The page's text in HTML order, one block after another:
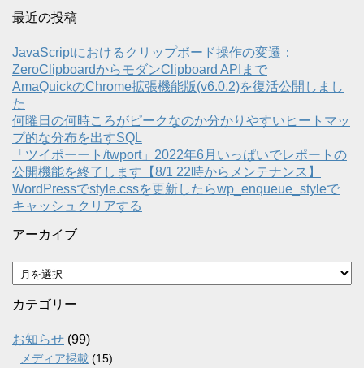
最近の投稿
JavaScriptにおけるクリップボード操作の変遷：
ZeroClipboardからモダンClipboard APIまで
AmaQuickのChrome拡張機能版(v6.0.2)を復活公開しまし
た
何曜日の何時ころがピークなのか分かりやすいヒートマッ
プ的な分布を出すSQL
「ツイポーート/twport」2022年6月いっぱいでレポートの
公開機能を終了します【8/1 22時からメンテナンス】
WordPressでstyle.cssを更新したらwp_enqueue_styleで
キャッシュクリアする
アーカイブ
ア
ー
カ
ブ
カテゴリー
お知らせ (99)
メディア掲載 (15)